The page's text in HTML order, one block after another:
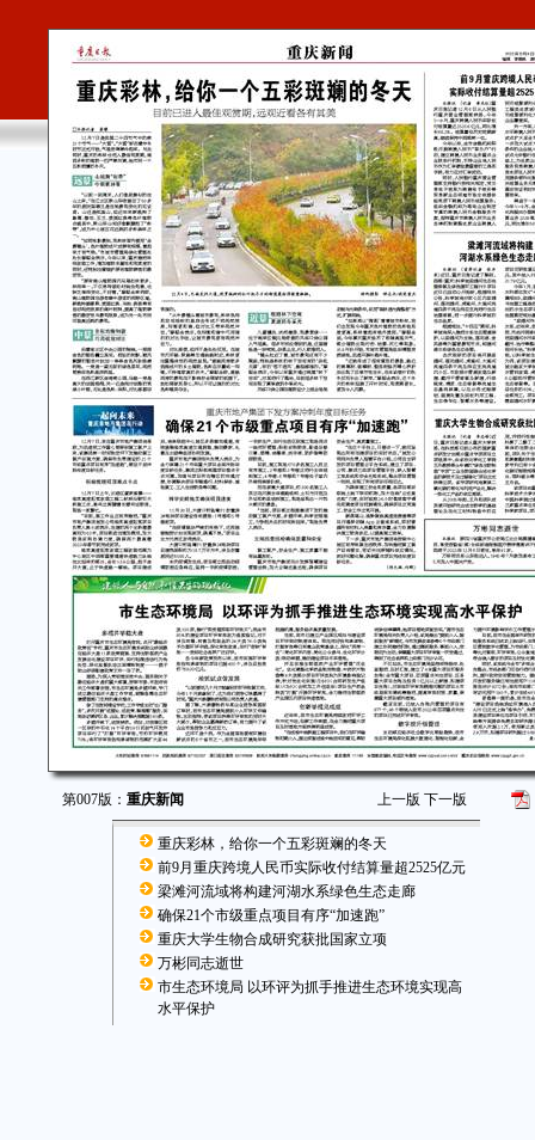
第007版： 重庆新闻 上一版 下一版
重庆彩林，给你一个五彩斑斓的冬天
前9月重庆跨境人民币实际收付结算量超2525亿元
梁滩河流域将构建河湖水系绿色生态走廊
确保21个市级重点项目有序“加速跑”
重庆大学生物合成研究获批国家立项
万彬同志逝世
市生态环境局 以环评为抓手推进生态环境实现高
水平保护